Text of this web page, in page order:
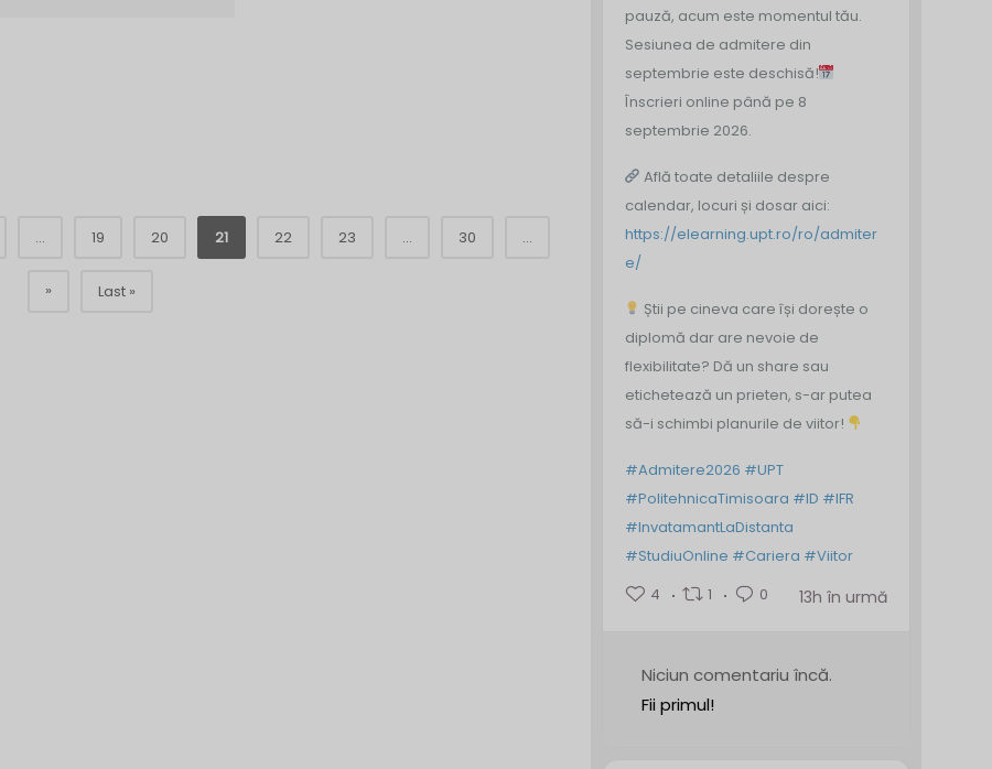
... 19 20 21 22 23 ... 30 ...
» Last »
pauză, acum este momentul tău.
Sesiunea de admitere din
septembrie este deschisă!
Înscrieri online până pe 8
septembrie 2026.
Află toate detaliile despre
calendar, locuri și dosar aici:
https://elearning.upt.ro/ro/admiter
e/
Știi pe cineva care își dorește o
diplomă dar are nevoie de
flexibilitate? Dă un share sau
etichetează un prieten, s-ar putea
să-i schimbi planurile de viitor!
#Admitere2026 #UPT
#PolitehnicaTimisoara #ID #IFR
#InvatamantLaDistanta
#StudiuOnline #Cariera #Viitor
4
1 0 13h în urmă
Niciun comentariu încă.
Fii primul!